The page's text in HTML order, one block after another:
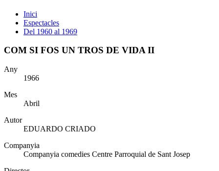
Inici
Espectacles
Del 1960 al 1969
COM SI FOS UN TROS DE VIDA II
Any
1966
Mes
Abril
Autor
EDUARDO CRIADO
Companyia
Companyia comedies Centre Parroquial de Sant Josep